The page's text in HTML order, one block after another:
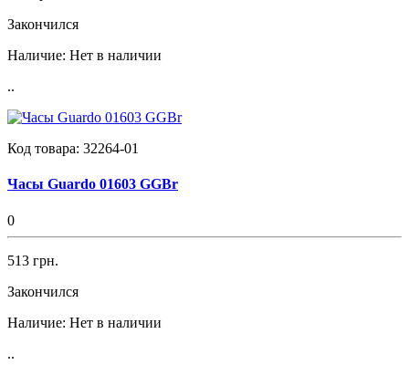
Закончился
Наличие: Нет в наличии
..
Код товара: 32264-01
Часы Guardo 01603 GGBr
0
513 грн.
Закончился
Наличие: Нет в наличии
..